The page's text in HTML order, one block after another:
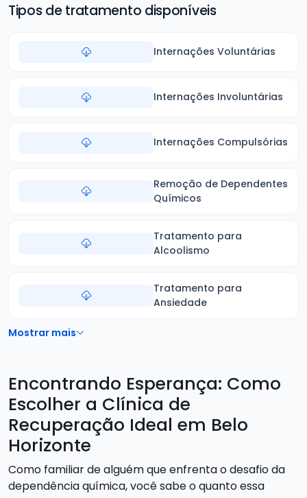
Tipos de tratamento disponíveis
Internações Voluntárias
Internações Involuntárias
Internações Compulsórias
Remoção de Dependentes
Químicos
Tratamento para
Alcoolismo
Tratamento para
Ansiedade
Mostrar mais
Encontrando Esperança: Como
Escolher a Clínica de
Recuperação Ideal em Belo
Horizonte
Como familiar de alguém que enfrenta o desafio da
dependência química, você sabe o quanto essa